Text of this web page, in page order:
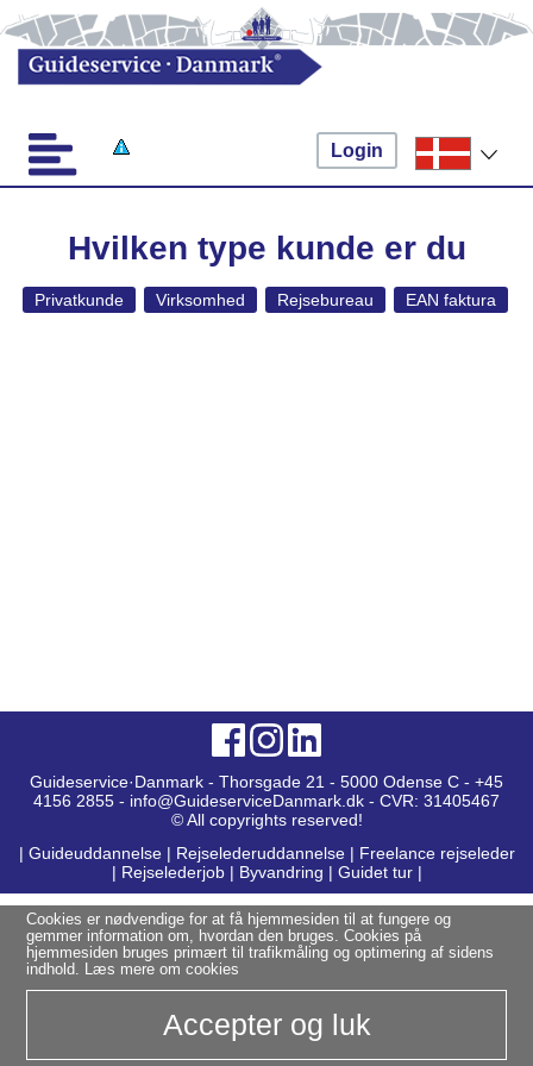
Login
Hvilken type kunde er du
Privatkunde Virksomhed Rejsebureau EAN faktura
Guideservice·Danmark - Thorsgade 21 - 5000 Odense C - +45
4156 2855 - info@GuideserviceDanmark.dk - CVR: 31405467
© All copyrights reserved!
| Guideuddannelse | Rejselederuddannelse | Freelance rejseleder
| Rejselederjob| Byvandring | Guidet tur|
Cookies er nødvendige for at få hjemmesiden til at fungere og
gemmer information om, hvordan den bruges. Cookies på
hjemmesiden bruges primært til trafikmåling og optimering af sidens
indhold. Læs mere om cookies
Accepter og luk